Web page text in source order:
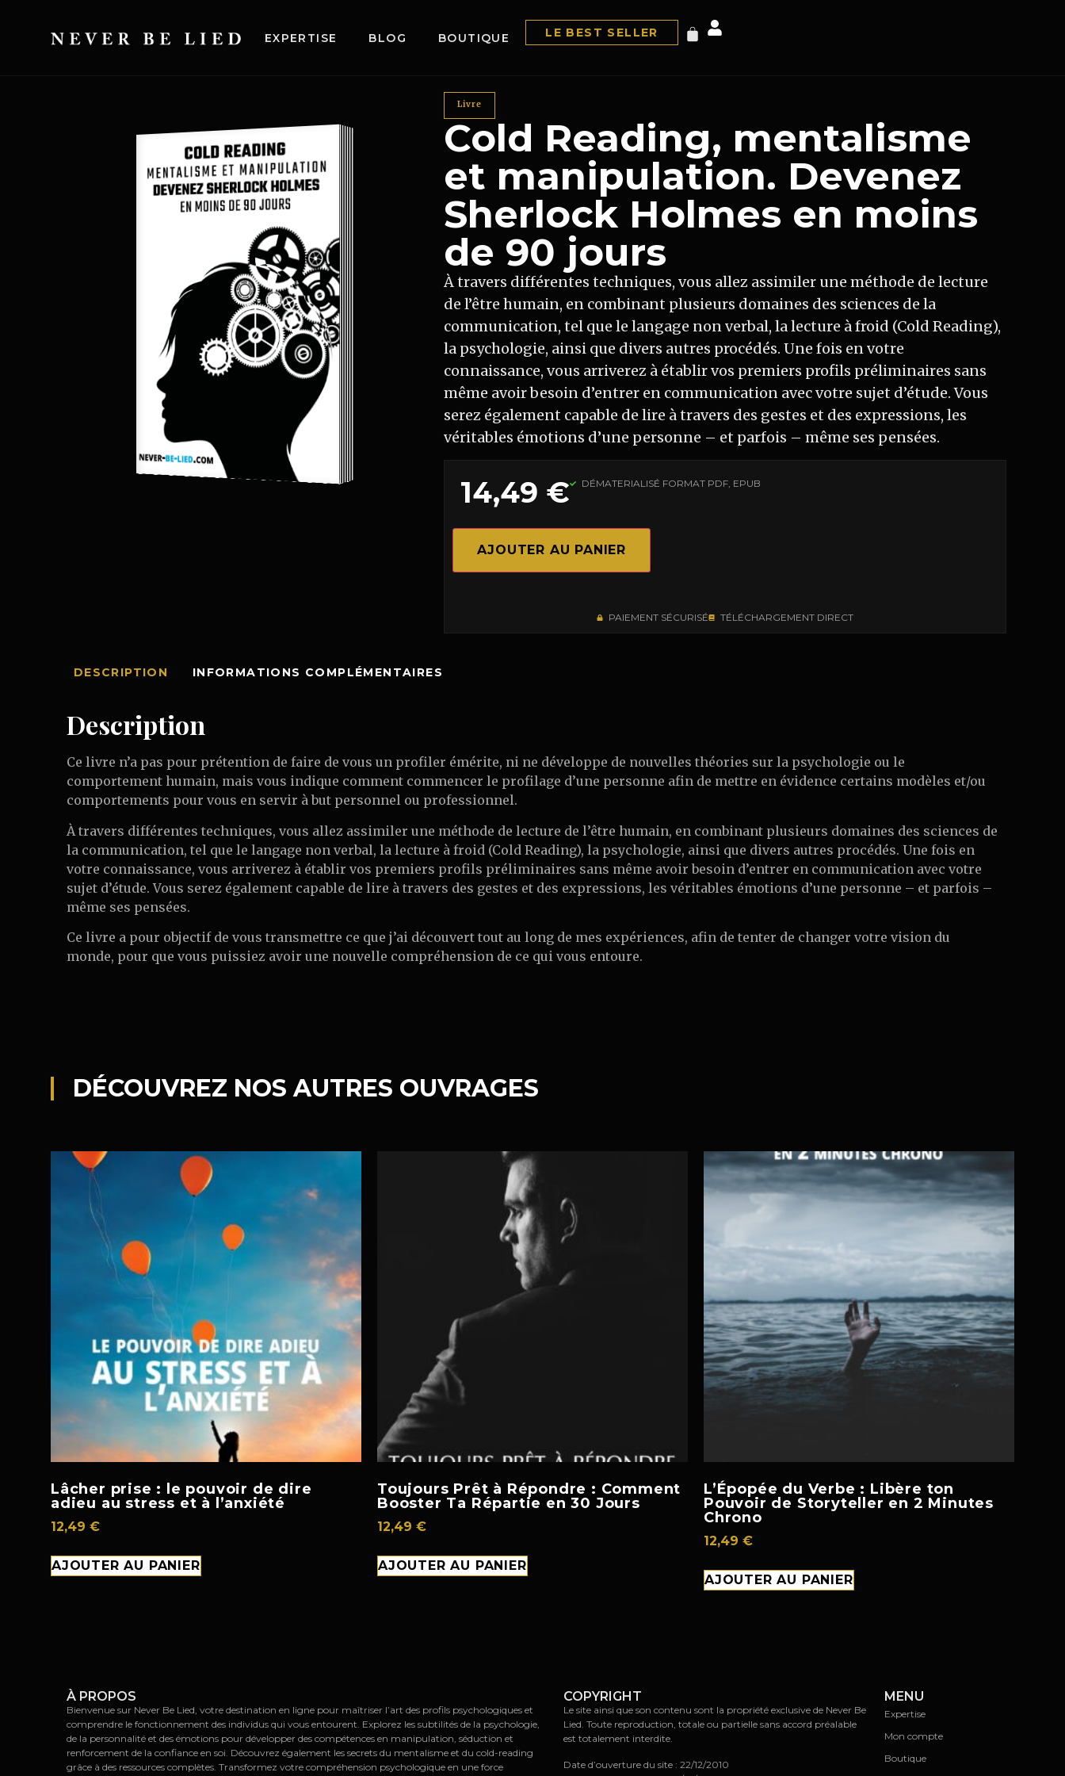
EXPERTISE BLOG BOUTIQUE LE BEST SELLER
Livre
Cold Reading, mentalisme
et manipulation. Devenez
Sherlock Holmes en moins
de 90 jours
À travers différentes techniques, vous allez assimiler une méthode de lecture
de l’être humain, en combinant plusieurs domaines des sciences de la
communication, tel que le langage non verbal, la lecture à froid (Cold Reading),
la psychologie, ainsi que divers autres procédés. Une fois en votre
connaissance, vous arriverez à établir vos premiers profils préliminaires sans
même avoir besoin d’entrer en communication avec votre sujet d’étude. Vous
serez également capable de lire à travers des gestes et des expressions, les
véritables émotions d’une personne – et parfois – même ses pensées.
14,49 € DÉMATERIALISÉ FORMAT PDF, EPUB
AJOUTER AU PANIER
PAIEMENT SÉCURISÉ TÉLÉCHARGEMENT DIRECT
DESCRIPTION INFORMATIONS COMPLÉMENTAIRES
Description
Ce livre n’a pas pour prétention de faire de vous un profiler émérite, ni ne développe de nouvelles théories sur la psychologie ou le
comportement humain, mais vous indique comment commencer le profilage d’une personne afin de mettre en évidence certains modèles et/ou
comportements pour vous en servir à but personnel ou professionnel.
À travers différentes techniques, vous allez assimiler une méthode de lecture de l’être humain, en combinant plusieurs domaines des sciences de
la communication, tel que le langage non verbal, la lecture à froid (Cold Reading), la psychologie, ainsi que divers autres procédés. Une fois en
votre connaissance, vous arriverez à établir vos premiers profils préliminaires sans même avoir besoin d’entrer en communication avec votre
sujet d’étude. Vous serez également capable de lire à travers des gestes et des expressions, les véritables émotions d’une personne – et parfois –
même ses pensées.
Ce livre a pour objectif de vous transmettre ce que j’ai découvert tout au long de mes expériences, afin de tenter de changer votre vision du
monde, pour que vous puissiez avoir une nouvelle compréhension de ce qui vous entoure.
DÉCOUVREZ NOS AUTRES OUVRAGES
Lâcher prise : le pouvoir de dire
adieu au stress et à l’anxiété
12,49 €
AJOUTER AU PANIER
Toujours Prêt à Répondre : Comment
Booster Ta Répartie en 30 Jours
12,49 €
AJOUTER AU PANIER
L’Épopée du Verbe : Libère ton
Pouvoir de Storyteller en 2 Minutes
Chrono
12,49 €
AJOUTER AU PANIER
À PROPOS
Bienvenue sur Never Be Lied, votre destination en ligne pour maîtriser l’art des profils psychologiques et
comprendre le fonctionnement des individus qui vous entourent. Explorez les subtilités de la psychologie,
de la personnalité et des émotions pour développer des compétences en manipulation, séduction et
renforcement de la confiance en soi. Découvrez également les secrets du mentalisme et du cold-reading
grâce à des ressources complètes. Transformez votre compréhension psychologique en une force
COPYRIGHT
Le site ainsi que son contenu sont la propriété exclusive de Never Be
Lied. Toute reproduction, totale ou partielle sans accord préalable
est totalement interdite.
Date d’ouverture du site : 22/12/2010
MENU
Expertise
Mon compte
Boutique